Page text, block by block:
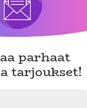
parhaat
tarjoukset!